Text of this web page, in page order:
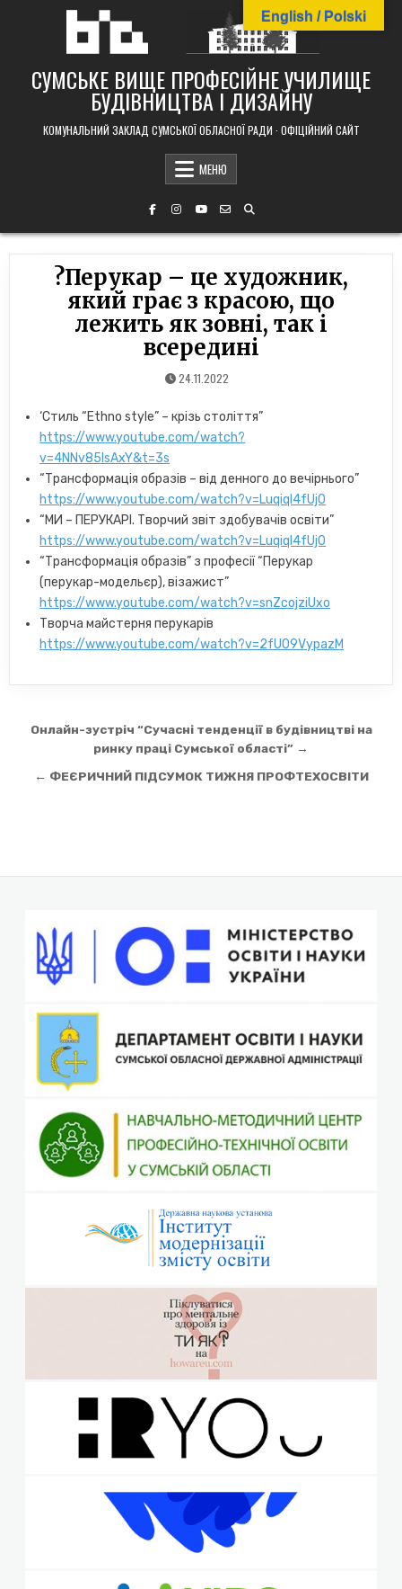
СУМСЬКЕ ВИЩЕ ПРОФЕСІЙНЕ УЧИЛИЩЕ
БУДІВНИЦТВА І ДИЗАЙНУ
КОМУНАЛЬНИЙ ЗАКЛАД СУМСЬКОЇ ОБЛАСНОЇ РАДИ · ОФІЦІЙНИЙ САЙТ
МЕНЮ
?Перукар – це художник,
який грає з красою, що
лежить як зовні, так і
всередині
24.11.2022
‘Стиль “Ethno style” – крізь століття”
https://www.youtube.com/watch?
v=4NNv85lsAxY&t=3s
“Трансформація образів – від денного до вечірнього”
https://www.youtube.com/watch?v=Luqiql4fUj0
“МИ – ПЕРУКАРІ. Творчий звіт здобувачів освіти”
https://www.youtube.com/watch?v=Luqiql4fUj0
“Трансформація образів” з професії “Перукар
(перукар-модельєр), візажист”
https://www.youtube.com/watch?v=snZcojziUxo
Творча майстерня перукарів
https://www.youtube.com/watch?v=2fU09VypazM
Навігація
записів
Онлайн-зустріч “Сучасні тенденції в будівництві на
ринку праці Сумської області” →
← ФЕЄРИЧНИЙ ПІДСУМОК ТИЖНЯ ПРОФТЕХОСВІТИ
English / Polski